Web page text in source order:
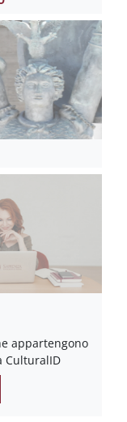
appartengono
CulturalID